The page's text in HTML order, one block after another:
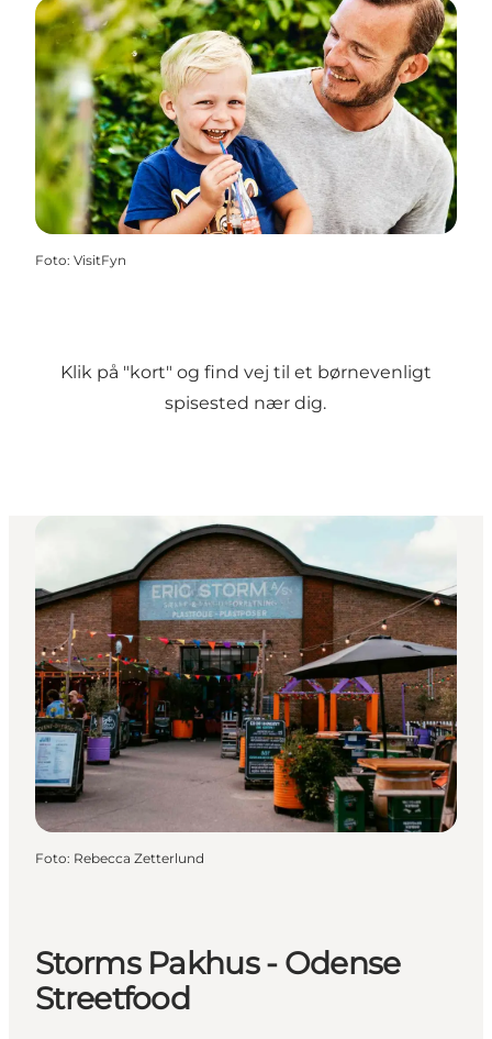
Foto: VisitFyn
Klik på "kort" og find vej til et børnevenligt
spisested nær dig.
Foto: Rebecca Zetterlund
Storms Pakhus - Odense
Streetfood